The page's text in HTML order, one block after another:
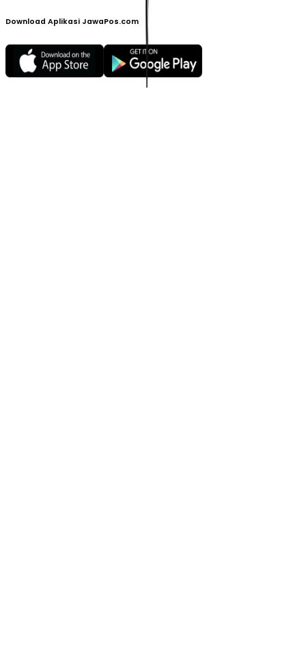
Download Aplikasi JawaPos.com